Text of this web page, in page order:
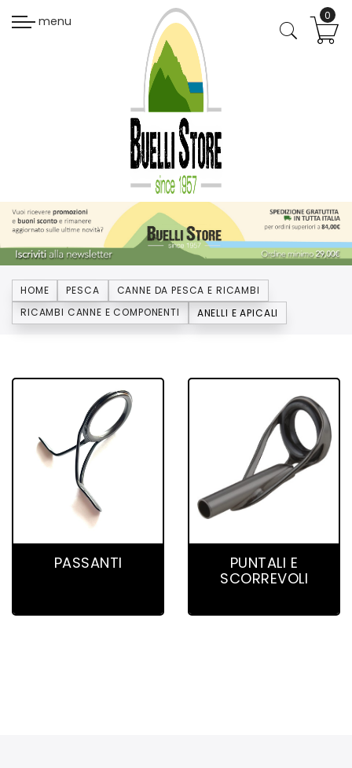
menu
HOME PESCA
CANNE DA PESCA E RICAMBI
RICAMBI CANNE E COMPONENTI
ANELLI E APICALI
PASSANTI
PUNTALI E
SCORREVOLI